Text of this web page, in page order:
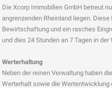
Die Xcorp Immobilien GmbH betreut
angrenzenden Rheinland liegen.
Bewirtschaftung und ein rasches
und dies 24 Stunden an 7 Tagen in der
Werterhaltung
Neben der reinen Verwaltung haben
Werterhalt sowie die Wertentwicklung